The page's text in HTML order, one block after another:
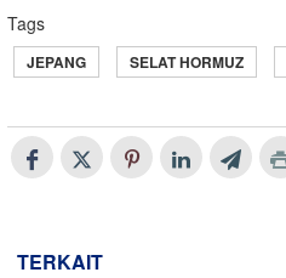
Tags
JEPANG SELAT HORMUZ
TERKAIT